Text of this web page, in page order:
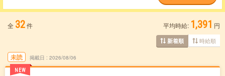
全 32件 平均時給: 1,391 円
新着順 時給順
未読
NEW
掲載日 2026/08/06